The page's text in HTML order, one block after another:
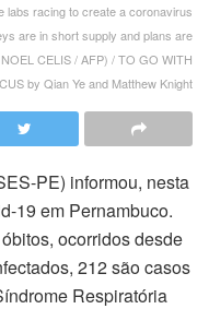
labs racing to create a coronavirus
are in short supply and plans are
CELIS / AFP) / TO GO WITH
by Qian Ye and Matthew Knight
PE) informou, nesta
19 em Pernambuco.
ocorridos desde
212 são casos
Respiratória